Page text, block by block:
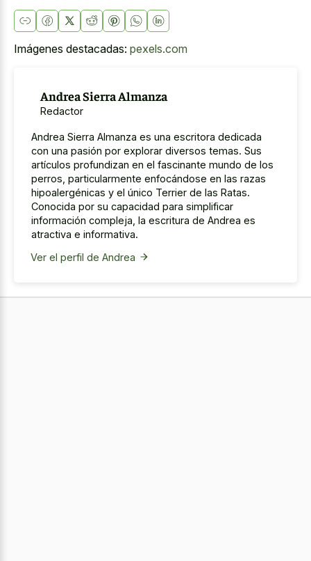
Imágenes destacadas: pexels.com
Andrea Sierra Almanza
Redactor
Andrea Sierra Almanza es una escritora dedicada
con una pasión por explorar diversos temas. Sus
artículos profundizan en el fascinante mundo de los
perros, particularmente enfocándose en las razas
hipoalergénicas y el único Terrier de las Ratas.
Conocida por su capacidad para simplificar
información compleja, la escritura de Andrea es
atractiva e informativa.
Ver el perfil de Andrea